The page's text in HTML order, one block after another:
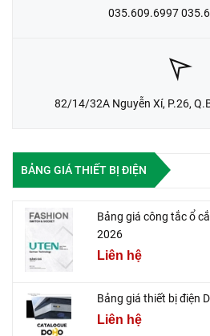
035.609.6997
82/14/32A Nguyễn Xí, P.26,
BẢNG GIÁ THIẾT BỊ ĐIỆN
Bảng giá công tắc ổ
2026
Liên hệ
Bảng giá thiết bị điện
Liên hệ